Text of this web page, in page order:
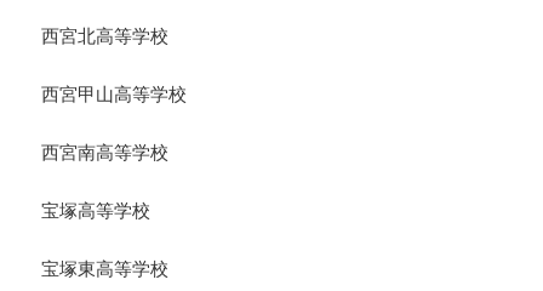
西宮北高等学校
西宮甲山高等学校
西宮南高等学校
宝塚高等学校
宝塚東高等学校